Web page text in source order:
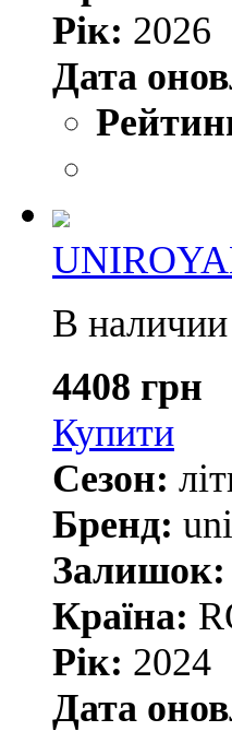
Рік: 2026
Дата
В наличии
4408 грн
Купити
Сезон:
Бренд:
Залишок:
Країна:
Рік: 2024
Дата